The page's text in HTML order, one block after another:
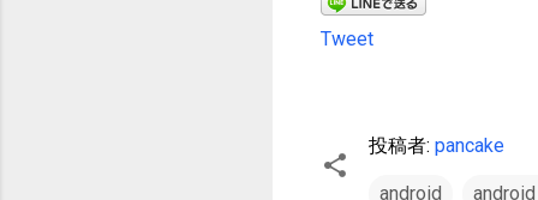
Tweet
投稿者: pancake
android